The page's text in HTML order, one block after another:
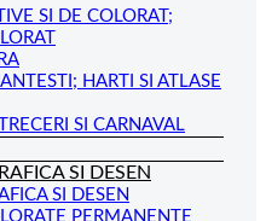
SI DE COLORAT;
HARTI SI ATLASE
SI CARNAVAL
SI DESEN
SI DESEN
PERMANENTE